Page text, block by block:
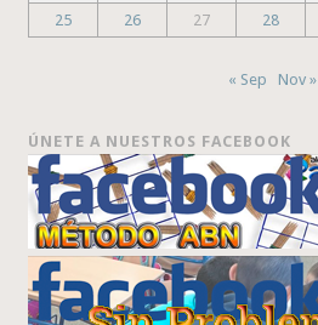
25
26 27 28
« Sep Nov »
ÚNETE A NUESTROS FACEBOOK